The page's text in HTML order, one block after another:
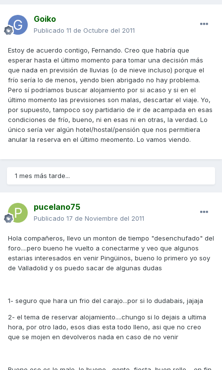
Goiko
Publicado 11 de Octubre del 2011
Estoy de acuerdo contigo, Fernando. Creo que habría que
esperar hasta el último momento para tomar una decisión más
que nada en previsión de lluvias (o de nieve incluso) porque el
frío sería lo de menos, yendo bien abrigado no hay problema.
Pero sí podríamos buscar alojamiento por si acaso y si en el
último momento las previsiones son malas, descartar el viaje. Yo,
por supuesto, tampoco soy partidario de ir de acampada en esas
condiciones de frío, bueno, ni en esas ni en otras, la verdad. Lo
único sería ver algún hotel/hostal/pensión que nos permitiera
anular la reserva en el último meomento. Lo vamos viendo.
1 mes más tarde...
pucelano75
Publicado 17 de Noviembre del 2011
Hola compañeros, llevo un monton de tiempo "desenchufado" del
foro....pero bueno he vuelto a conectarme y veo que algunos
estarias interesados en venir Pingüinos, bueno lo primero yo soy
de Valladolid y os puedo sacar de algunas dudas
1- seguro que hara un frio del carajo...por si lo dudabais, jajaja
2- el tema de reservar alojamiento....chungo si lo dejais a ultima
hora, por otro lado, esos dias esta todo lleno, asi que no creo
que se mojen en devolveros nada en caso de no venir